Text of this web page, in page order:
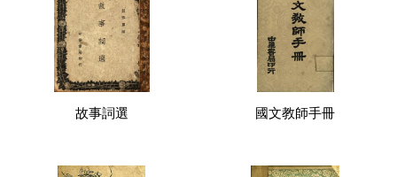
故事詞選 國文教師手冊